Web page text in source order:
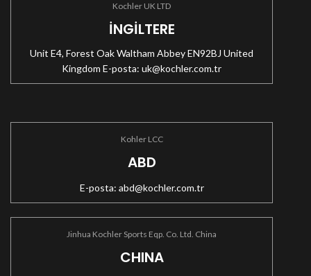
Kochler UK LTD
İNGİLTERE
Unit E4, Forest Oak Waltham Abbey EN92BJ United
Kingdom E-posta: uk@kochler.com.tr
Kohler LCC
ABD
E-posta: abd@kochler.com.tr
Jinhua Kochler Sports Eqp. Co. Ltd. China
CHINA